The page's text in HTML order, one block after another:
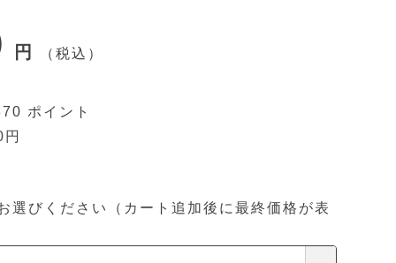
税込
選びください（カート追加後に最終価格が表